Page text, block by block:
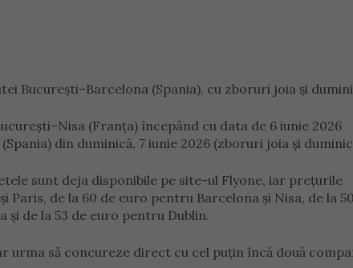
București–Barcelona (Spania), cu zboruri joia și
(Franța) începând cu data de 6 iunie 2026
din duminică, 7 iunie 2026 (zboruri joia și
sunt deja disponibile pe site-ul Flyone, iar prețurile
de la 60 de euro pentru Barcelona și Nisa, de la
de la 53 de euro pentru Dublin.
urma să concureze direct cu cel puțin încă două